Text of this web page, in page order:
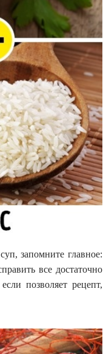
запомните главное:
все достаточно
позволяет рецепт,